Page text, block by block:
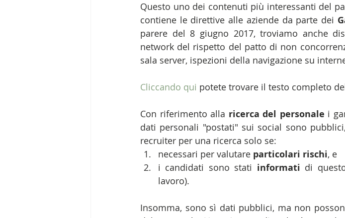
Questo uno dei contenuti più interessanti del
contiene le direttive alle aziende da parte dei
parere del 8 giugno 2017, troviamo anche
network del rispetto del patto di non
sala server, ispezioni della navigazione su
Cliccando qui potete trovare il testo completo
Con riferimento alla ricerca del personale i
dati personali "postati" sui social sono
recruiter per una ricerca solo se:
necessari per valutare particolari rischi, e
i candidati sono stati informati di
lavoro).
Insomma, sono sì dati pubblici, ma non